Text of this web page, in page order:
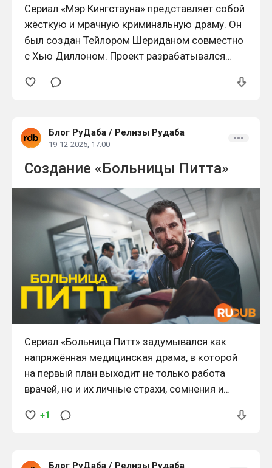
Сериал «Мэр Кингстауна» представляет собой
жёсткую и мрачную криминальную драму. Он
был создан Тейлором Шериданом совместно
с Хью Диллоном. Проект разрабатывался
Paramount+. Премьера первого сезона
Блог РуДаба / Релизы Рудаба
19-12-2025, 17:00
Создание «Больницы Питта»
Сериал «Больница Питт» задумывался как
напряжённая медицинская драма, в которой
на первый план выходит не только работа
врачей, но и их личные страхи, сомнения и
+1
Блог РуДаба / Релизы Рудаба